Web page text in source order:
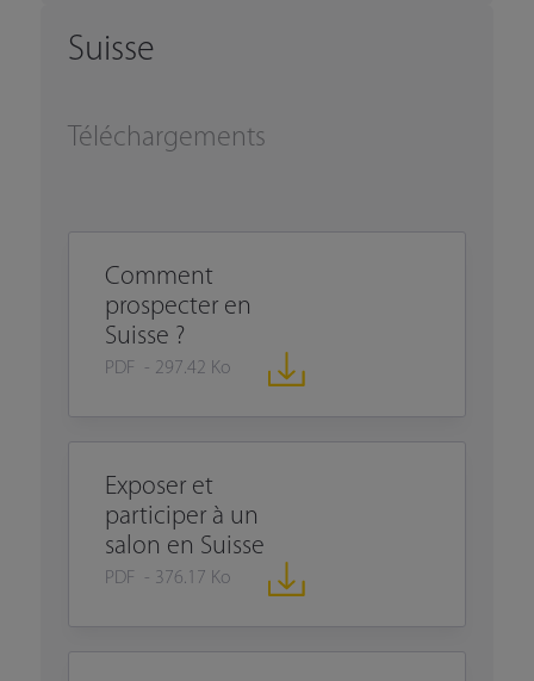
Suisse
Téléchargements
Comment
prospecter en
Suisse ?
PDF - 297.42 Ko
Exposer et
participer à un
salon en Suisse
PDF - 376.17 Ko